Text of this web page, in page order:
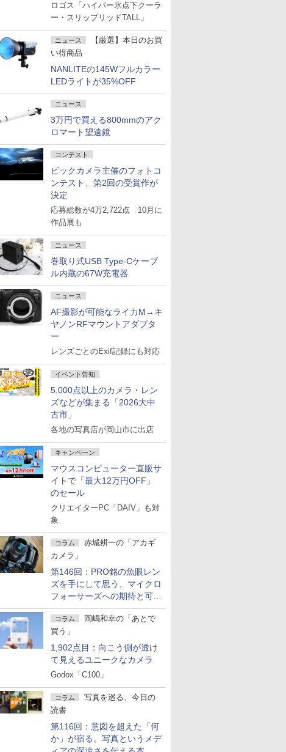
ロゴス「ハイパー氷点下クーラ
ー・スリップリッドTALL」
ニュース
【厳選】本日のお買
い得商品
NANLITEの145Wフルカラー
LEDライトが35%OFF
ニュース
3万円で買える800mmのアク
ロマート望遠鏡
コンテスト
ビックカメラ主催のフォトコ
ンテスト、第2回の受賞作が
決定
応募総数が4万2,722点 10月に
作品展も
ニュース
巻取り式USB Type-Cケーブ
ル内蔵の67W充電器
ニュース
AF撮影が可能なライカM→キ
ヤノンRFマウントアダプタ
ー
レンズごとのExif記録にも対応
イベント告知
5,000点以上のカメラ・レン
ズなどが集まる「2026大中
古市」
各地の写真店が岡山市に出店
キャンペーン
マウスコンピューター直販サ
イトで「最大12万円OFF」
のセール
クリエイターPC「DAIV」も対
象
コラム
赤城耕一の「アカギ
カメラ」
第146回：PRO銘の魚眼レン
ズを手にして思う、マイクロ
フォーサーズへの期待と可能
性
コラム
岡嶋和幸の「あとで
買う」
1,902点目：向こう側が透け
て見えるユニークなカメラ
Godox「C100」
コラム
写真を巡る、今日の
読書
第116回：意図を超えた「何
か」が宿る。写真というメデ